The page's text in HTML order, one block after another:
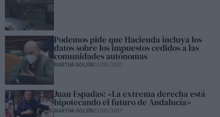
Podemos pide que Hacienda incluya los
datos sobre los impuestos cedidos a las
comunidades autónomas
MARTHA GOLFÍN23/05/2021
Juan Espadas: «La extrema derecha está
hipotecando el futuro de Andalucía»
MARTHA GOLFÍN23/05/2021